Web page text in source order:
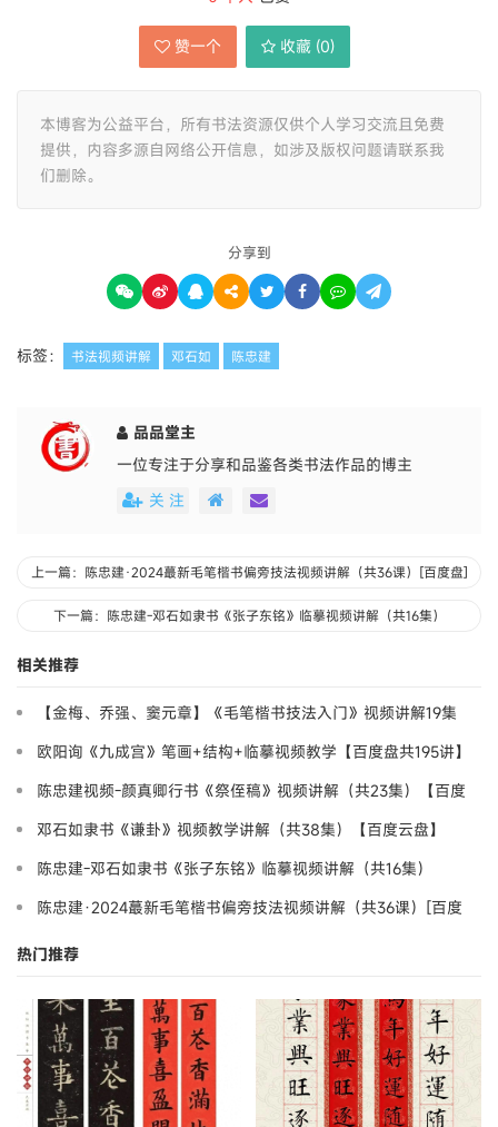
赞一个 收藏 (0)
本博客为公益平台，所有书法资源仅供个人学习交流且免费
提供，内容多源自网络公开信息，如涉及版权问题请联系我
们删除。
分享到
标签： 书法视频讲解 邓石如 陈忠建
品品堂主
一位专注于分享和品鉴各类书法作品的博主
关 注
上一篇：陈忠建·2024蕞新毛笔楷书偏旁技法视频讲解（共36课）[百度盘]
下一篇：陈忠建-邓石如隶书《张子东铭》临摹视频讲解（共16集）
相关推荐
【金梅、乔强、窦元章】《毛笔楷书技法入门》视频讲解19集
【百度盘】
欧阳询《九成宫》笔画+结构+临摹视频教学【百度盘共195讲】
陈忠建视频-颜真卿行书《祭侄稿》视频讲解（共23集）【百度
盘】
邓石如隶书《谦卦》视频教学讲解（共38集）【百度云盘】
陈忠建-邓石如隶书《张子东铭》临摹视频讲解（共16集）
陈忠建·2024蕞新毛笔楷书偏旁技法视频讲解（共36课）[百度
热门推荐